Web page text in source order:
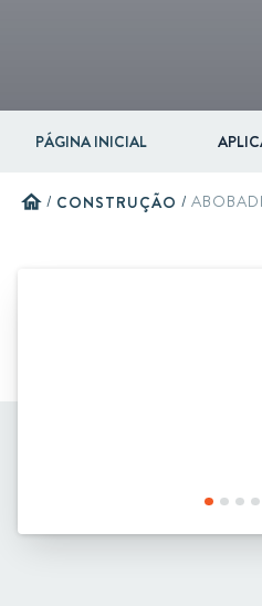
PÁGINA INICIAL
home / CONSTRUÇÃO /